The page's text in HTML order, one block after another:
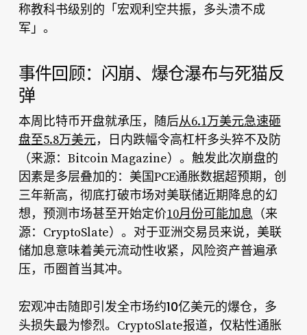
称教科书级别的「宏观利空共振，多头溃不成
军」。
事件回顾：闪崩、爆仓瀑布与死猫反
弹
本周比特币开盘就承压，随后从6.1万美元急速砸
盘至5.8万美元，日内跌幅令高杠杆多头猝不及防
（来源：Bitcoin Magazine）。触发此次崩盘的
因素是多层叠加的：美国PCE通胀数据超预期，创
三年新高，彻底打破市场对美联储近期降息的幻
想，预测市场甚至开始定价10月份可能加息 （来
源：CryptoSlate）。对于亚洲交易员来说，美联
储加息意味着美元流动性收紧，风险资产普遍承
压，币圈首当其冲。
宏观冲击随即引发全市场约10亿美元的爆仓，多
头损失最为惨烈。CryptoSlate报道，仅粘性通胀